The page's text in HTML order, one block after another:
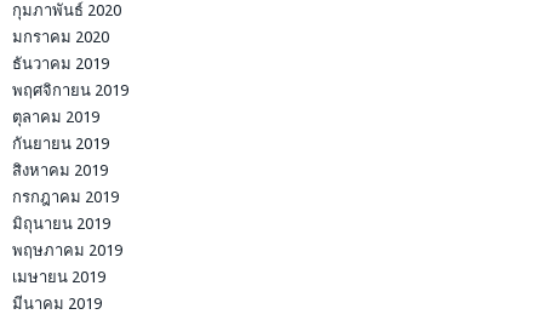
กุมภาพันธ์ 2020
มกราคม 2020
ธันวาคม 2019
พฤศจิกายน 2019
ตุลาคม 2019
กันยายน 2019
สิงหาคม 2019
กรกฎาคม 2019
มิถุนายน 2019
พฤษภาคม 2019
เมษายน 2019
มีนาคม 2019